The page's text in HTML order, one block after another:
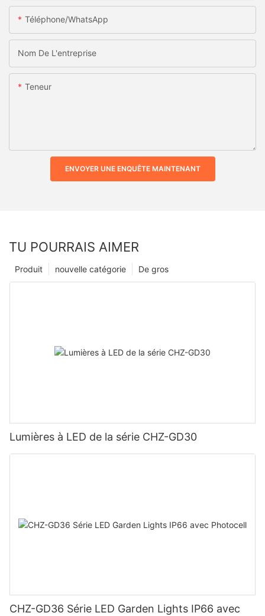
Téléphone/WhatsApp
Nom De L'entreprise
Teneur
ENVOYER UNE ENQUÊTE MAINTENANT
TU POURRAIS AIMER
De gros
nouvelle catégorie
Produit
Lumières à LED de la série CHZ-GD30
CHZ-GD36 Série LED Garden Lights IP66 avec